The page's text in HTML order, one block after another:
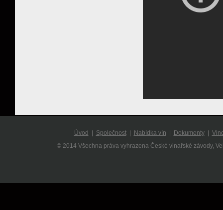
Úvod Společnost| Nabídka vín Dokumenty|
© 2014 Všechna práva vyhrazena České vinařské závody,